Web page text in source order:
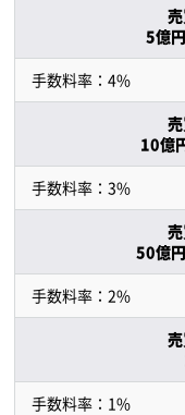
5億
手数料率：4%
10億
手数料率：3%
50億
手数料率：2%
手数料率：1%